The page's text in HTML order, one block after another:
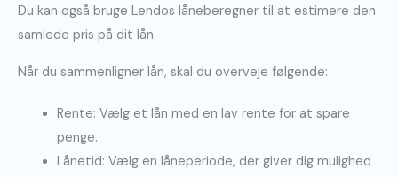
Du kan også bruge Lendos låneberegner til at estimere den
samlede pris på dit lån.
Når du sammenligner lån, skal du overveje følgende:
Rente: Vælg et lån med en lav rente for at spare
penge.
Lånetid: Vælg en låneperiode, der giver dig mulighed